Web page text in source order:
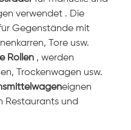
verwendet . Die
Gegenstände mit
Tore usw.
Rollen , werden
Trockenwagen usw.
eignen
Restaurants und